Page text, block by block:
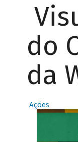
do
da
Ações